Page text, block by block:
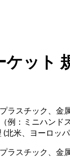
ット
ラスチック、
例：ミニハン
米、ヨーロッ
ラスチック、